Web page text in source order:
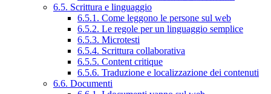
6.5. Scrittura e linguaggio
6.5.1. Come leggono le persone sul web
6.5.2. Le regole per un linguaggio semplice
6.5.3. Microtesti
6.5.4. Scrittura collaborativa
6.5.5. Content critique
6.5.6. Traduzione e localizzazione dei contenuti
6.6. Documenti